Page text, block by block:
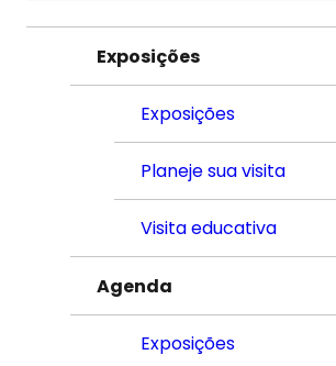
Exposições
Exposições
Planeje sua visita
Visita educativa
Agenda
Exposições